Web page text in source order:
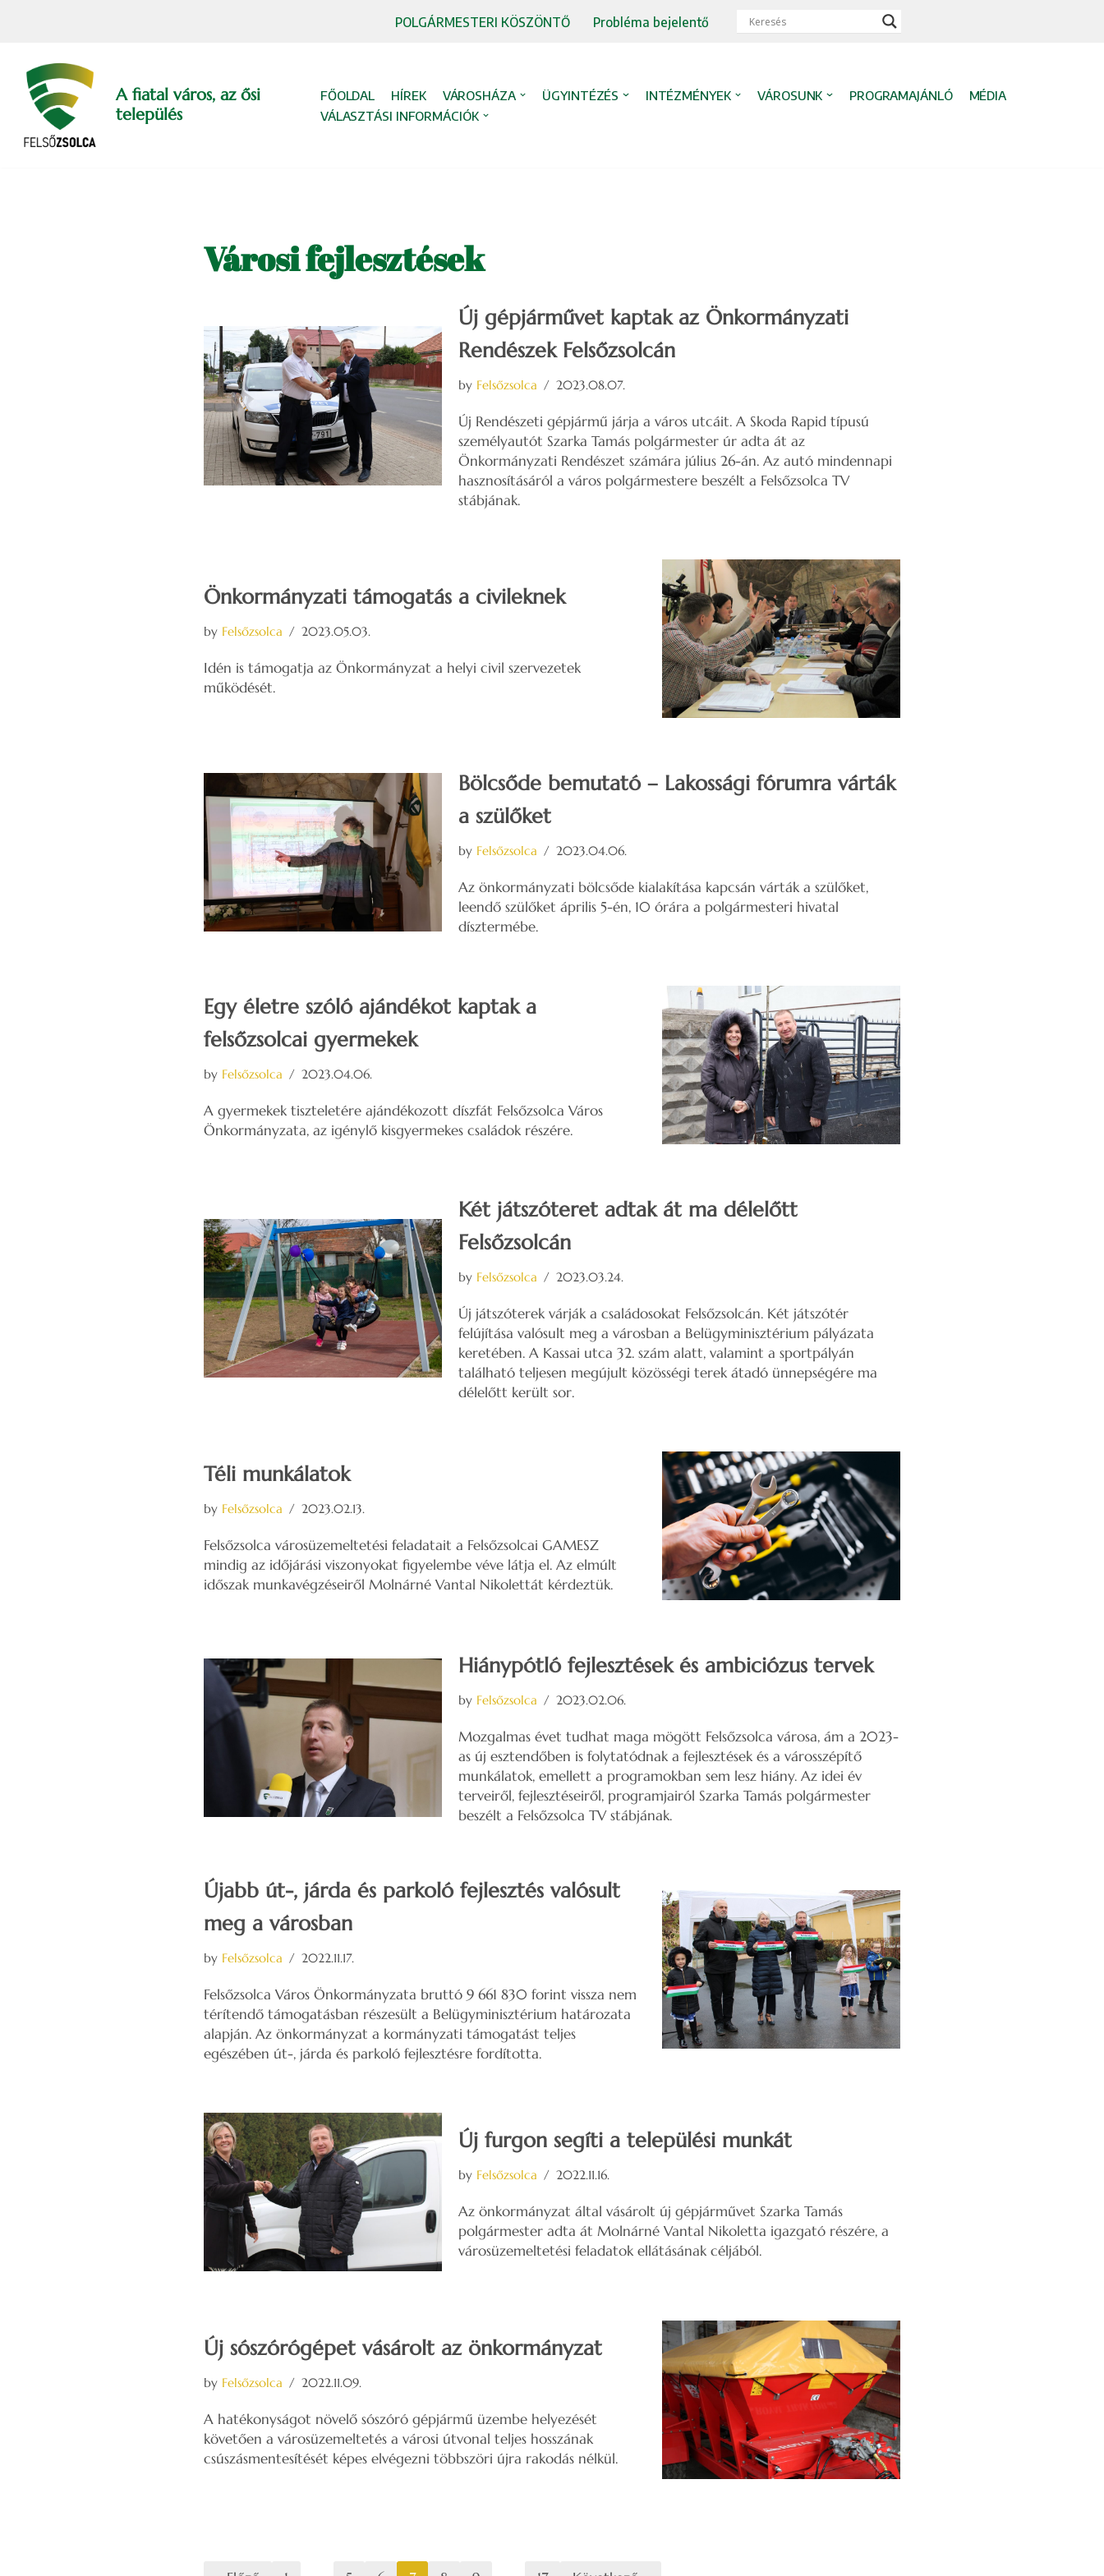
content
POLGÁRMESTERI KÖSZÖNTŐ Probléma bejelentő
A fiatal város, az ősi
település
FŐOLDAL HÍREK VÁROSHÁZA ÜGYINTÉZÉS INTÉZMÉNYEK VÁROSUNK PROGRAMAJÁNLÓ
MÉDIA
VÁLASZTÁSI INFORMÁCIÓK
Városi fejlesztések
Új gépjárművet kaptak az Önkormányzati
Rendészek Felsőzsolcán
by Felsőzsolca 2023.08.07.
Új Rendészeti gépjármű járja a város utcáit. A Skoda Rapid típusú
személyautót Szarka Tamás polgármester úr adta át az
Önkormányzati Rendészet számára július 26-án. Az autó mindennapi
hasznosításáról a város polgármestere beszélt a Felsőzsolca TV
stábjának.
Önkormányzati támogatás a civileknek
by Felsőzsolca 2023.05.03.
Idén is támogatja az Önkormányzat a helyi civil szervezetek
működését.
Bölcsőde bemutató – Lakossági fórumra várták
a szülőket
by Felsőzsolca 2023.04.06.
Az önkormányzati bölcsőde kialakítása kapcsán várták a szülőket,
leendő szülőket április 5-én, 10 órára a polgármesteri hivatal
dísztermébe.
Egy életre szóló ajándékot kaptak a
felsőzsolcai gyermekek
by Felsőzsolca 2023.04.06.
A gyermekek tiszteletére ajándékozott díszfát Felsőzsolca Város
Önkormányzata, az igénylő kisgyermekes családok részére.
Két játszóteret adtak át ma délelőtt
Felsőzsolcán
by Felsőzsolca 2023.03.24.
Új játszóterek várják a családosokat Felsőzsolcán. Két játszótér
felújítása valósult meg a városban a Belügyminisztérium pályázata
keretében. A Kassai utca 32. szám alatt, valamint a sportpályán
található teljesen megújult közösségi terek átadó ünnepségére ma
délelőtt került sor.
Téli munkálatok
by Felsőzsolca 2023.02.13.
Felsőzsolca városüzemeltetési feladatait a Felsőzsolcai GAMESZ
mindig az időjárási viszonyokat figyelembe véve látja el. Az elmúlt
időszak munkavégzéseiről Molnárné Vantal Nikolettát kérdeztük.
Hiánypótló fejlesztések és ambiciózus tervek
by Felsőzsolca 2023.02.06.
Mozgalmas évet tudhat maga mögött Felsőzsolca városa, ám a 2023-
as új esztendőben is folytatódnak a fejlesztések és a városszépítő
munkálatok, emellett a programokban sem lesz hiány. Az idei év
terveiről, fejlesztéseiről, programjairól Szarka Tamás polgármester
beszélt a Felsőzsolca TV stábjának.
Újabb út-, járda és parkoló fejlesztés valósult
meg a városban
by Felsőzsolca 2022.11.17.
Felsőzsolca Város Önkormányzata bruttó 9 661 830 forint vissza nem
térítendő támogatásban részesült a Belügyminisztérium határozata
alapján. Az önkormányzat a kormányzati támogatást teljes
egészében út-, járda és parkoló fejlesztésre fordította.
Új furgon segíti a települési munkát
by Felsőzsolca 2022.11.16.
Az önkormányzat által vásárolt új gépjárművet Szarka Tamás
polgármester adta át Molnárné Vantal Nikoletta igazgató részére, a
városüzemeltetési feladatok ellátásának céljából.
Új sószórógépet vásárolt az önkormányzat
by Felsőzsolca 2022.11.09.
A hatékonyságot növelő sószóró gépjármű üzembe helyezését
követően a városüzemeltetés a városi útvonal teljes hosszának
csúszásmentesítését képes elvégezni többszöri újra rakodás nélkül.